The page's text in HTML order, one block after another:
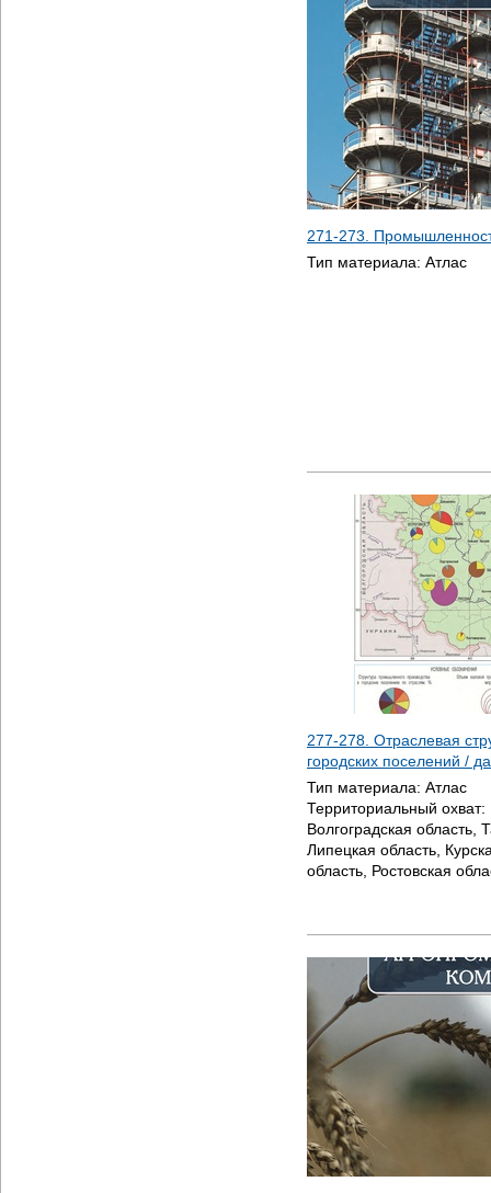
271-273.
Тип материала: Атлас
277-278. Отраслевая
городских поселений /
Тип материала: Атлас
Территориальный охват:
Волгоградская область,
Липецкая область,
область, Ростовская